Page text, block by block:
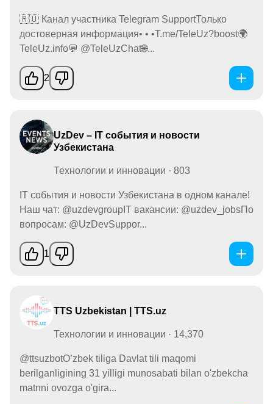
🇷🇺 Канал участника Telegram SupportТолько
достоверная информация• • •T.me/TeleUz?boost🌍
TeleUz.info💬 @TeleUzChat🌐...
2
UzDev – IT события и новости
Узбекистана
Технологии и инновации · 803
IT события и новости Узбекистана в одном канале!
Наш чат: @uzdevgroupIT вакансии: @uzdev_jobsПо
вопросам: @UzDevSuppor...
1
TTS Uzbekistan | TTS.uz
Технологии и инновации · 14,370
@ttsuzbotO’zbek tiliga Davlat tili maqomi
berilganligining 31 yilligi munosabati bilan o'zbekcha
matnni ovozga o'gira...